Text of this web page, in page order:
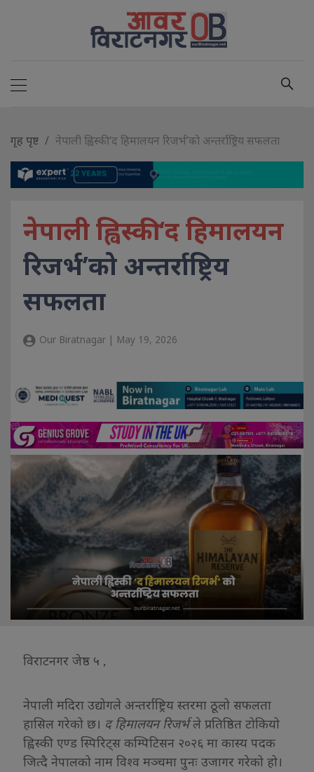
गृह पृष्ट नेपाली ह्विस्की ‘द हिमालयन रिजर्भ’को अन्तर्राष्ट्रिय सफलता
नेपाली ह्विस्की ‘द हिमालयन
रिजर्भ’को अन्तर्राष्ट्रिय
सफलता
Our Biratnagar | May 19, 2026
विराटनगर जेष्ठ ५ ,
नेपाली मदिरा उद्योगले अन्तर्राष्ट्रिय स्तरमा ठूलो सफलता
हासिल गरेको छ। द हिमालयन रिजर्भले प्रतिष्ठित टोकियो
ह्विस्की एण्ड स्पिरिट्स कम्पिटिसन २०२६ मा कास्य पदक
जित्दै नेपालको नाम विश्व मञ्चमा पुनः उजागर गरेको हो।